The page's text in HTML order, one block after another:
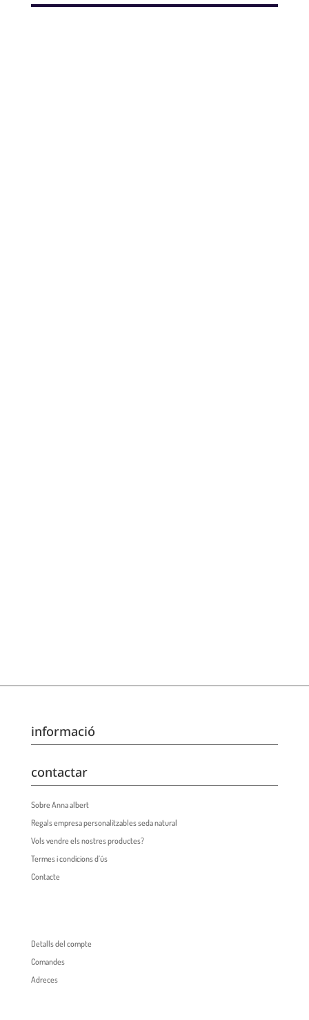
informació
contactar
Sobre Anna albert
Regals empresa personalitzables seda natural
Vols vendre els nostres productes?
Termes i condicions d’ús
Contacte
Detalls del compte
Comandes
Adreces